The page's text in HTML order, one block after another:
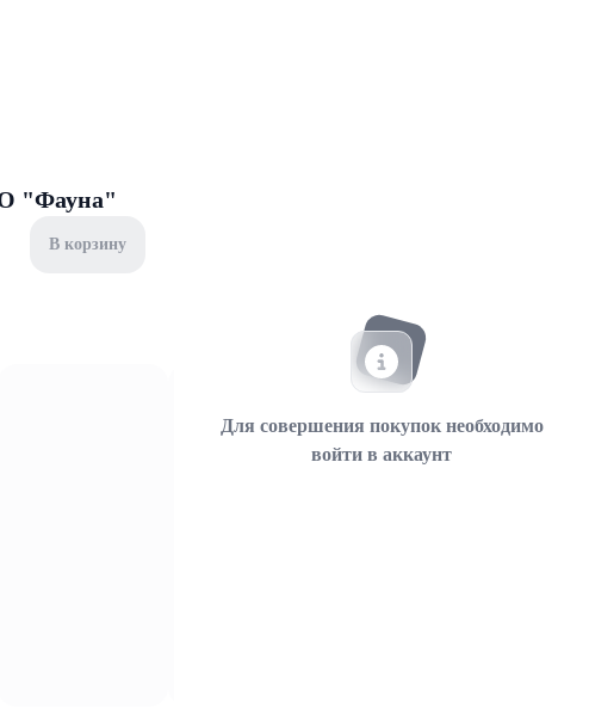
"Фауна"
В корзину
Для совершения покупок необходимо
войти в аккаунт